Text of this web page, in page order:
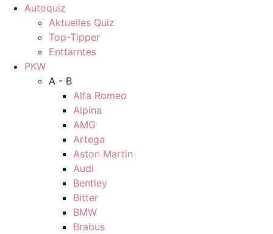
Autoquiz
Aktuelles Quiz
Top-Tipper
Enttarntes
PKW
A - B
Alfa Romeo
Alpina
AMG
Artega
Aston Martin
Audi
Bentley
Bitter
BMW
Brabus